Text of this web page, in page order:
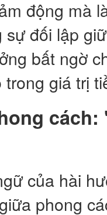
động mà
đối lập
bất ngờ
giá trị
của hài
phong